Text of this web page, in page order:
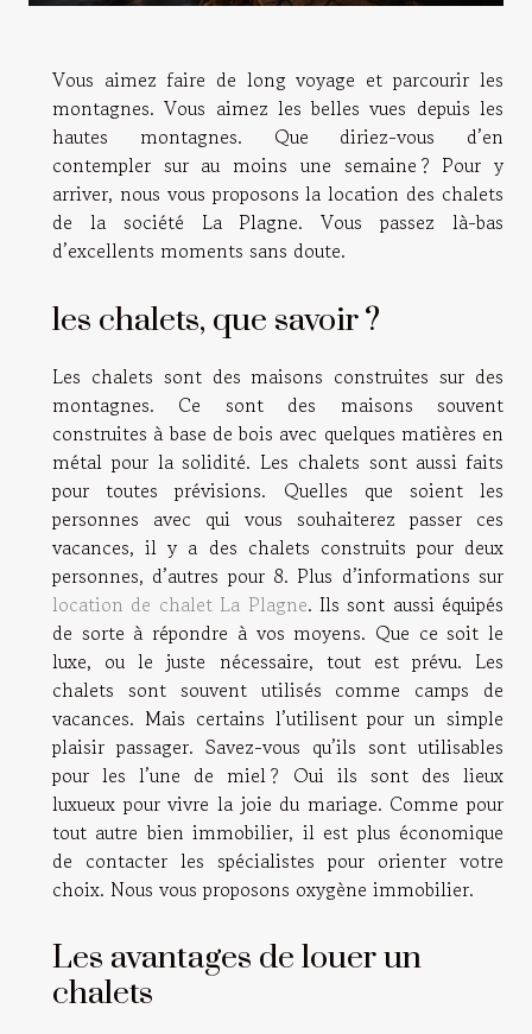
Vous aimez faire de long voyage et parcourir les
montagnes. Vous aimez les belles vues depuis les
hautes montagnes. Que diriez-vous d’en
contempler sur au moins une semaine ? Pour y
arriver, nous vous proposons la location des chalets
de la société La Plagne. Vous passez là-bas
d’excellents moments sans doute.
les chalets, que savoir ?
Les chalets sont des maisons construites sur des
montagnes. Ce sont des maisons souvent
construites à base de bois avec quelques matières en
métal pour la solidité. Les chalets sont aussi faits
pour toutes prévisions. Quelles que soient les
personnes avec qui vous souhaiterez passer ces
vacances, il y a des chalets construits pour deux
personnes, d’autres pour 8. Plus d’informations sur
location de chalet La Plagne. Ils sont aussi équipés
de sorte à répondre à vos moyens. Que ce soit le
luxe, ou le juste nécessaire, tout est prévu. Les
chalets sont souvent utilisés comme camps de
vacances. Mais certains l’utilisent pour un simple
plaisir passager. Savez-vous qu’ils sont utilisables
pour les l’une de miel ? Oui ils sont des lieux
luxueux pour vivre la joie du mariage. Comme pour
tout autre bien immobilier, il est plus économique
de contacter les spécialistes pour orienter votre
choix. Nous vous proposons oxygène immobilier.
Les avantages de louer un
chalets